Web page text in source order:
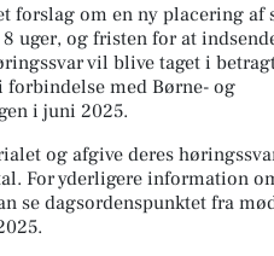
forslag om en ny placering af
uger, og fristen for at
vil blive taget i
med Børne- og
i juni 2025.
og afgive deres
For yderligere information
se dagsordenspunktet fra